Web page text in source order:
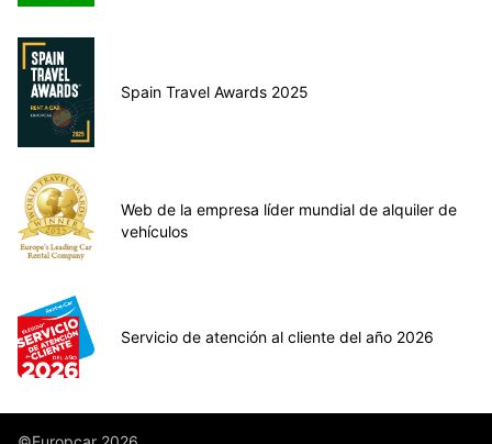
Spain Travel Awards 2025
Web de la empresa líder mundial de alquiler de
vehículos
Servicio de atención al cliente del año 2026